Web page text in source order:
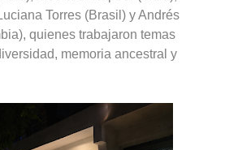
Torres (Brasil) y Andrés
quienes trabajaron temas
memoria ancestral y